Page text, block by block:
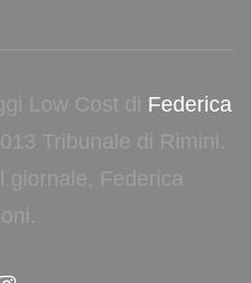
Low Cost di Federica
Tribunale di Rimini.
giornale, Federica